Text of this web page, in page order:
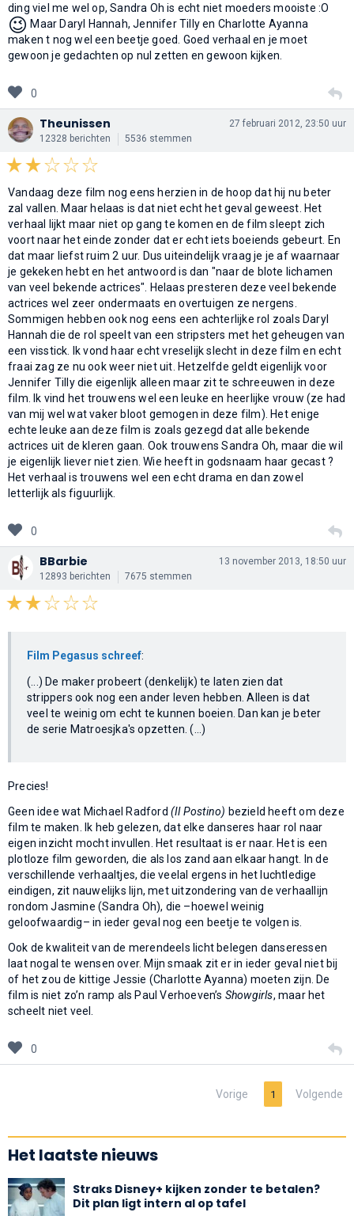
ding viel me wel op, Sandra Oh is echt niet moeders mooiste :O
😉 Maar Daryl Hannah, Jennifer Tilly en Charlotte Ayanna
maken t nog wel een beetje goed. Goed verhaal en je moet
gewoon je gedachten op nul zetten en gewoon kijken.
0
Theunissen
12328 berichten 5536 stemmen
27 februari 2012, 23:50 uur
Vandaag deze film nog eens herzien in de hoop dat hij nu beter
zal vallen. Maar helaas is dat niet echt het geval geweest. Het
verhaal lijkt maar niet op gang te komen en de film sleept zich
voort naar het einde zonder dat er echt iets boeiends gebeurt. En
dat maar liefst ruim 2 uur. Dus uiteindelijk vraag je je af waarnaar
je gekeken hebt en het antwoord is dan "naar de blote lichamen
van veel bekende actrices". Helaas presteren deze veel bekende
actrices wel zeer ondermaats en overtuigen ze nergens.
Sommigen hebben ook nog eens een achterlijke rol zoals Daryl
Hannah die de rol speelt van een stripsters met het geheugen van
een visstick. Ik vond haar echt vreselijk slecht in deze film en echt
fraai zag ze nu ook weer niet uit. Hetzelfde geldt eigenlijk voor
Jennifer Tilly die eigenlijk alleen maar zit te schreeuwen in deze
film. Ik vind het trouwens wel een leuke en heerlijke vrouw (ze had
van mij wel wat vaker bloot gemogen in deze film). Het enige
echte leuke aan deze film is zoals gezegd dat alle bekende
actrices uit de kleren gaan. Ook trouwens Sandra Oh, maar die wil
je eigenlijk liever niet zien. Wie heeft in godsnaam haar gecast ?
Het verhaal is trouwens wel een echt drama en dan zowel
letterlijk als figuurlijk.
0
BBarbie
12893 berichten 7675 stemmen
13 november 2013, 18:50 uur
Film Pegasus schreef:
(...) De maker probeert (denkelijk) te laten zien dat
strippers ook nog een ander leven hebben. Alleen is dat
veel te weinig om echt te kunnen boeien. Dan kan je beter
de serie Matroesjka's opzetten. (...)
Precies!
Geen idee wat Michael Radford (Il Postino) bezield heeft om deze
film te maken. Ik heb gelezen, dat elke danseres haar rol naar
eigen inzicht mocht invullen. Het resultaat is er naar. Het is een
plotloze film geworden, die als los zand aan elkaar hangt. In de
verschillende verhaaltjes, die veelal ergens in het luchtledige
eindigen, zit nauwelijks lijn, met uitzondering van de verhaallijn
rondom Jasmine (Sandra Oh), die –hoewel weinig
geloofwaardig– in ieder geval nog een beetje te volgen is.
Ook de kwaliteit van de merendeels licht belegen danseressen
laat nogal te wensen over. Mijn smaak zit er in ieder geval niet bij
of het zou de kittige Jessie (Charlotte Ayanna) moeten zijn. De
film is niet zo’n ramp als Paul Verhoeven’s Showgirls, maar het
scheelt niet veel.
0
Vorige 1 Volgende
Het laatste nieuws
Straks Disney+ kijken zonder te betalen?
Dit plan ligt intern al op tafel